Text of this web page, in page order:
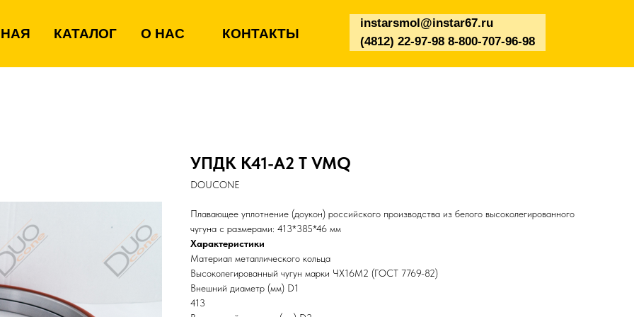
КАТАЛОГ О НАС КОНТАКТЫ
(4812) 22-97-98 8-800-707-96-98
instarsmol@instar67.ru
УПДК К41-А2 Т VMQ
DOUCONE
Плавающее уплотнение (доукон) российского производства из белого высоколегированного
чугуна с размерами: 413*385*46 мм
Характеристики
Материал металлического кольца
Высоколегированный чугун марки ЧХ16М2 (ГОСТ 7769-82)
Внешний диаметр (мм) D1
413